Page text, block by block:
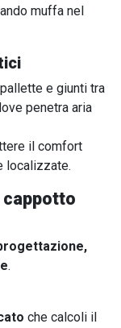
muffa nel
e giunti tra
penetra aria
il comfort
localizzate.
.
che calcoli il